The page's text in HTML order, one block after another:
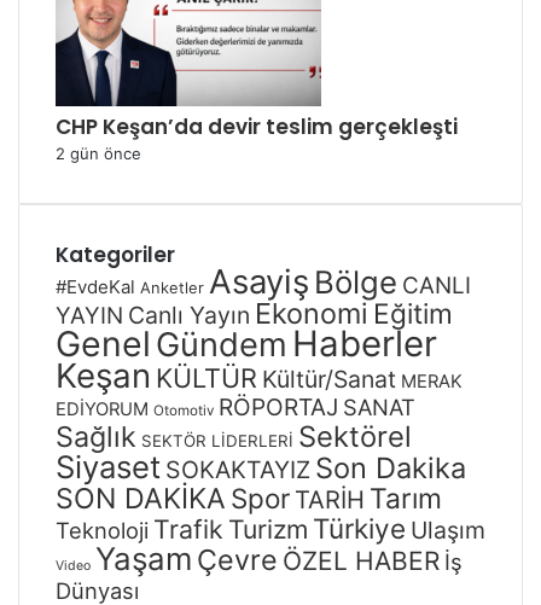
CHP Keşan’da devir teslim gerçekleşti
2 gün önce
Kategoriler
#EvdeKal Anketler Asayiş Bölge CANLI
YAYIN Canlı Yayın Ekonomi Eğitim
Genel Gündem Haberler
Keşan KÜLTÜR Kültür/Sanat MERAK
EDİYORUM Otomotiv RÖPORTAJ SANAT
Sağlık SEKTÖR LİDERLERİ Sektörel
Siyaset SOKAKTAYIZ Son Dakika
SON DAKİKA Spor TARİH Tarım
Teknoloji Trafik Turizm Türkiye Ulaşım
Video Yaşam Çevre ÖZEL HABER İş
Dünyası